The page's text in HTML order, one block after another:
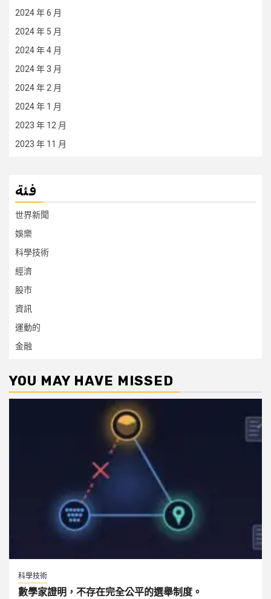
2024 年 6 月
2024 年 5 月
2024 年 4 月
2024 年 3 月
2024 年 2 月
2024 年 1 月
2023 年 12 月
2023 年 11 月
فئة
世界新聞
娛樂
科學技術
經濟
股市
資訊
運動的
金融
YOU MAY HAVE MISSED
科學技術
數學家證明，不存在完全公平的選舉制度。